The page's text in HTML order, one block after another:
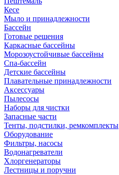
Кесе
Мыло и принадлежности
Бассейн
Готовые решения
Каркасные бассейны
Морозоустойчивые бассейны
Спа-бассейн
Детские бассейны
Плавательные принадлежности
Аксессуары
Пылесосы
Наборы для чистки
Запасные части
Тенты, подстилки, ремкомплекты
Оборудование
Фильтры, насосы
Водонагреватели
Хлоргенераторы
Лестницы и поручни